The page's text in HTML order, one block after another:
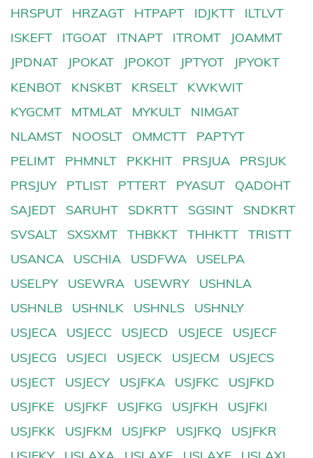
HRSPUT HRZAGT HTPAPT IDJKTT
ILTLVT
ISKEFT
ITGOAT ITNAPT ITROMT
JOAMMT
JPDNAT
JPOKAT JPOKOT JPTYOT
JPYOKT
KENBOT
KNSKBT KRSELT
KWKWIT
KYGCMT
MTMLAT MYKULT
NIMGAT
NLAMST
NOOSLT OMMCTT
PAPTYT
PELIMT
PHMNLT PKKHIT PRSJUA
PRSJUK
PRSJUY
PTLIST PTTERT PYASUT
QADOHT
SAJEDT
SARUHT SDKRTT SGSINT
SNDKRT
SVSALT
SXSXMT THBKKT THHKTT
TRISTT
USANCA
USCHIA USDFWA
USELPA
USELPY
USEWRA USEWRY
USHNLA
USHNLB
USHNLK USHNLS
USHNLY
USJECA
USJECC USJECD USJECE
USJECF
USJECG
USJECI USJECK USJECM
USJECS
USJECT
USJECY USJFKA USJFKC
USJFKD
USJFKE
USJFKF USJFKG USJFKH
USJFKI
USJFKK
USJFKM USJFKP USJFKQ
USJFKR